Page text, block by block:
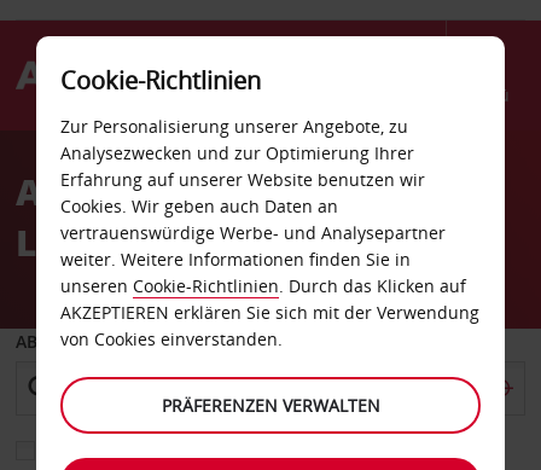
Menü
AvisAutovermietung
Livermore
ABHOLEN VON
Cookie-Richtlinien
Zur Personalisierung unserer Angebote, zu
Analysezwecken und zur Optimierung Ihrer
Erfahrung auf unserer Website benutzen wir
Cookies. Wir geben auch Daten an
vertrauenswürdige Werbe- und Analysepartner
weiter. Weitere Informationen finden Sie in
unseren Cookie-Richtlinien. Durch das Klicken auf
AKZEPTIEREN erklären Sie sich mit der Verwendung
von Cookies einverstanden.
PRÄFERENZEN VERWALTEN